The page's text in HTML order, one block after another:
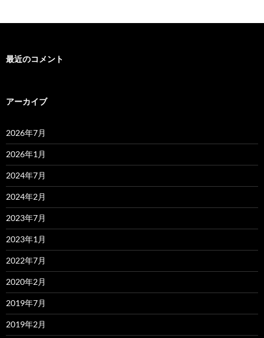
最近のコメント
アーカイブ
2026年7月
2026年1月
2024年7月
2024年2月
2023年7月
2023年1月
2022年7月
2020年2月
2019年7月
2019年2月